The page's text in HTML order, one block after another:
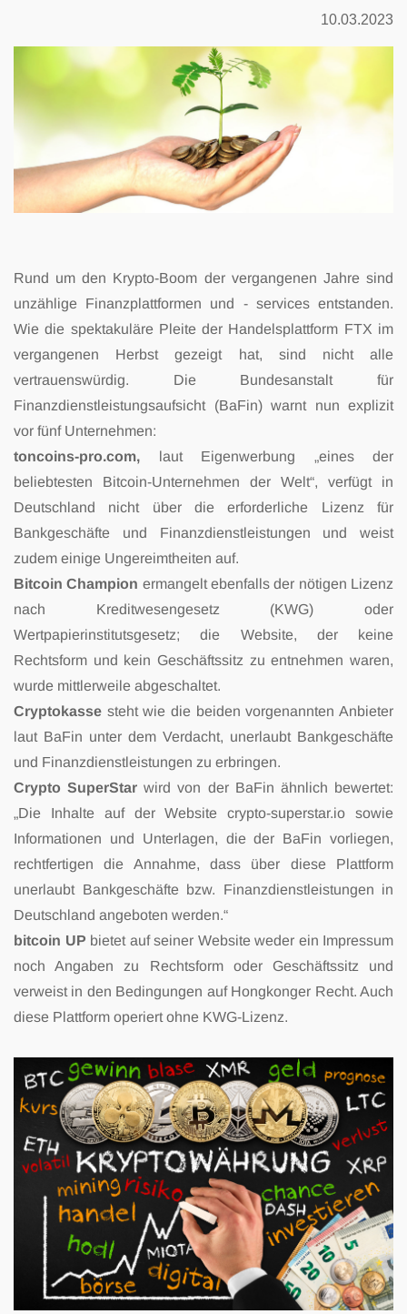
10.03.2023
Rund um den Krypto-Boom der vergangenen Jahre sind
unzählige Finanzplattformen und - services entstanden.
Wie die spektakuläre Pleite der Handelsplattform FTX im
vergangenen
Herbst gezeigt hat, sind nicht alle
vertrauenswürdig. Die Bundesanstalt für
Finanzdienstleistungsaufsicht (BaFin) warnt nun explizit
vor fünf Unternehmen:
toncoins-pro.com, laut Eigenwerbung „eines der
beliebtesten Bitcoin-Unternehmen der
Welt“, verfügt in
Deutschland nicht über die erforderliche Lizenz für
Bankgeschäfte und
Finanzdienstleistungen und weist
zudem einige Ungereimtheiten auf.
Bitcoin Champion ermangelt ebenfalls der nötigen Lizenz
nach Kreditwesengesetz
(KWG) oder
Wertpapierinstitutsgesetz; die Website, der keine
Rechtsform und kein Geschäftssitz zu entnehmen waren,
wurde mittlerweile abgeschaltet.
Cryptokasse steht wie die beiden vorgenannten Anbieter
laut BaFin unter dem Verdacht, unerlaubt Bankgeschäfte
und Finanzdienstleistungen zu erbringen.
Crypto SuperStarwird von der BaFin ähnlich bewertet:
„Die Inhalte auf der Website
crypto-superstar.io sowie
Informationen und Unterlagen, die der BaFin vorliegen,
rechtfertigen die Annahme, dass über diese Plattform
unerlaubt Bankgeschäfte bzw.
Finanzdienstleistungen in
Deutschland angeboten werden.“
bitcoin UP bietet auf seiner Website weder ein Impressum
noch Angaben zu Rechtsform
oder Geschäftssitz und
verweist in den Bedingungen auf Hongkonger Recht. Auch
diese Plattform operiert ohne KWG-Lizenz.